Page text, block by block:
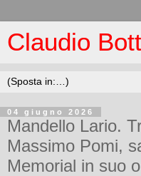
Claudio
04 giugno 2026
Mandello Lario.
Massimo Pomi,
Memorial in suo